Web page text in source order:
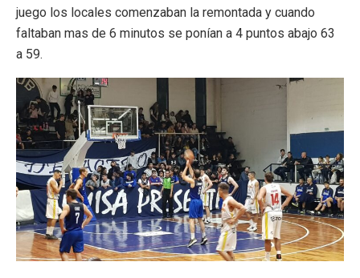
juego los locales comenzaban la remontada y cuando
faltaban mas de 6 minutos se ponían a 4 puntos abajo 63
a 59.